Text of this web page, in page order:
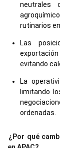
neutrales
rutinarios
Las
exportación
evitando
La
limitando
ordenadas.
¿Por qué